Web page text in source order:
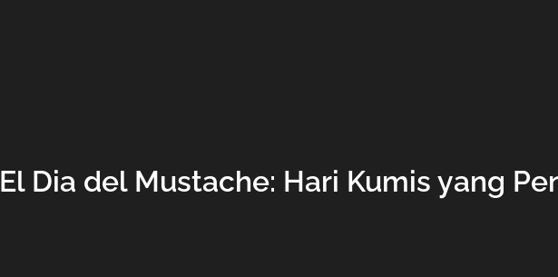
El Dia del Mustache: Hari Kumis yang